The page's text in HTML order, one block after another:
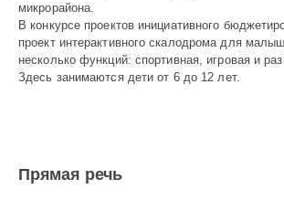
мик­рорайона.
В конкурсе проектов инициативного
проект интерактивного скалодрома для
несколько функций: спортивная, игровая и
Здесь занимаются дети от 6 до 12 лет.
Прямая речь